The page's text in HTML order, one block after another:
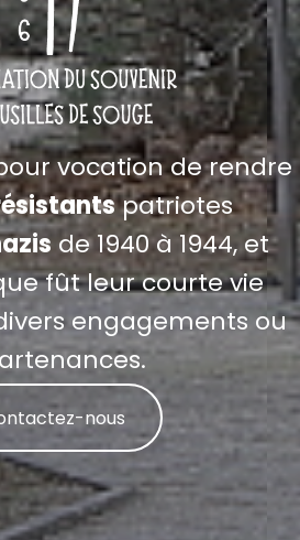
vocation de rendre
patriotes
de 1940 à 1944, et
fût leur courte vie
engagements ou
nous